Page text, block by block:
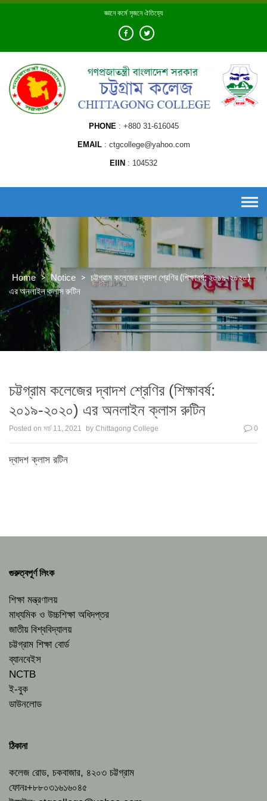
Skip
জ্ঞানে কর্মে সৃজনে ঐতিহ্যে
PHONE +880 31-616045
EMAIL ctgcollege@yahoo.com
EIIN 104532
Home > Notice > চট্টগ্রাম কলেজের দ্বাদশ শ্রেণির (শিক্ষাবর্ষ: ২০১৯-২০২০)
এর অনলাইন ক্লাস রুটিন
চট্টগ্রাম কলেজের দ্বাদশ শ্রেণির (শিক্ষাবর্ষ:
২০১৯-২০২০) এর অনলাইন ক্লাস রুটিন
Posted on মার্চ 11, 2021 by Chittagong College 0
দ্বাদশ ক্লাস রটিন
গুরুত্বপূর্ণ লিংক
শিক্ষা মন্ত্রণালয়
মাধ্যমিক ও উচ্চশিক্ষা অধিদপ্তর
জাতীয় বিশ্ববিদ্যালয়
চট্টগ্রাম শিক্ষা বোর্ড
ব্যানবেইস
NCTB
ই-বুক
ডাউনলোড
ঠিকানা
কলেজ রোড, চকবাজার, ৪২০৩ চট্টগ্রাম
ফোনঃ+৮৮০৩১৬১৬০৪৫